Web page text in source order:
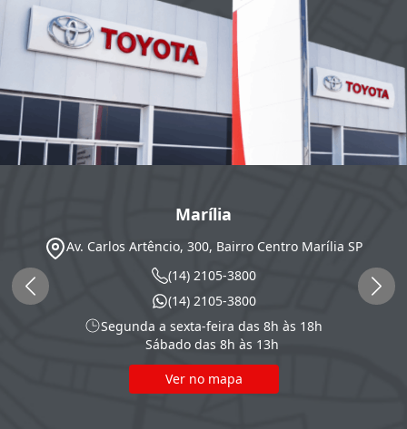
Marília
Av. Carlos Artêncio, 300, Bairro Centro Marília SP
(14) 2105-3800
(14) 2105-3800
Segunda a sexta-feira das 8h às 18h
Sábado das 8h às 13h
Ver no mapa